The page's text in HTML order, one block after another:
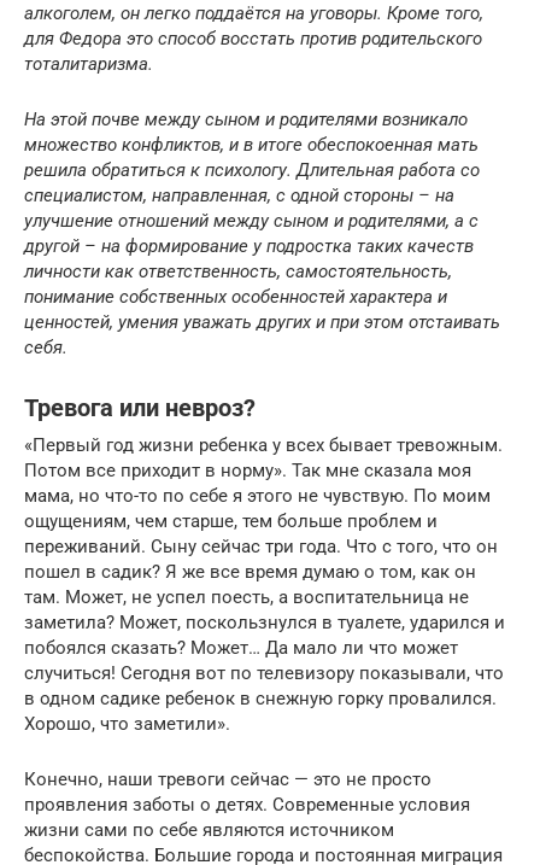
алкоголем, он легко поддаётся на уговоры. Кроме того,
для Федора это способ восстать против родительского
тоталитаризма.
На этой почве между сыном и родителями возникало
множество конфликтов, и в итоге обеспокоенная мать
решила обратиться к психологу. Длительная работа со
специалистом, направленная, с одной стороны – на
улучшение отношений между сыном и родителями, а с
другой – на формирование у подростка таких качеств
личности как ответственность, самостоятельность,
понимание собственных особенностей характера и
ценностей, умения уважать других и при этом отстаивать
себя.
Тревога или невроз?
«Первый год жизни ребенка у всех бывает тревожным.
Потом все приходит в норму». Так мне сказала моя
мама, но что-то по себе я этого не чувствую. По моим
ощущениям, чем старше, тем больше проблем и
переживаний. Сыну сейчас три года. Что с того, что он
пошел в садик? Я же все время думаю о том, как он
там. Может, не успел поесть, а воспитательница не
заметила? Может, поскользнулся в туалете, ударился и
побоялся сказать? Может… Да мало ли что может
случиться! Сегодня вот по телевизору показывали, что
в одном садике ребенок в снежную горку провалился.
Хорошо, что заметили».
Конечно, наши тревоги сейчас — это не просто
проявления заботы о детях. Современные условия
жизни сами по себе являются источником
беспокойства. Большие города и постоянная миграция